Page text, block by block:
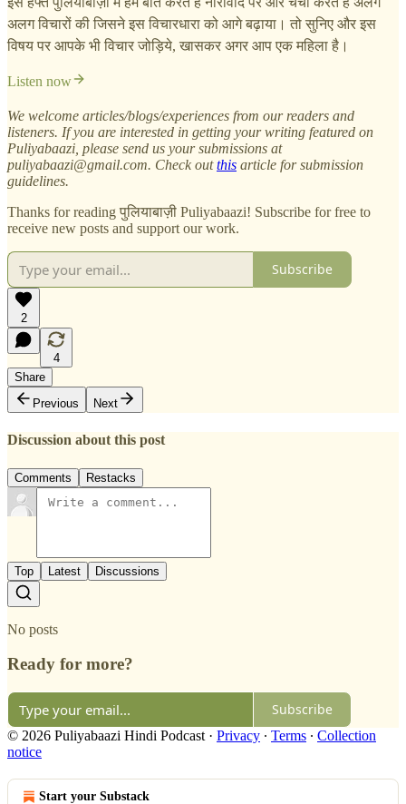
अलग विचारों की जिसने इस विचारधारा को आगे बढ़ाया। तो सुनिए और इस
विषय पर आपके भी विचार जोड़िये, खासकर अगर आप एक महिला है।
Listen now
We welcome articles/blogs/experiences from our readers and
listeners. If you are interested in getting your writing featured on
Puliyabaazi, please send us your submissions at
puliyabaazi@gmail.com. Check outthis article for submission
guidelines.
Thanks for reading पुलियाबाज़ी Puliyabaazi! Subscribe for free to
receive new posts and support our work.
Subscribe
2
4
Share
Previous
Next
Discussion about this post
Comments Restacks
Top Latest Discussions
No posts
Ready for more?
Subscribe
© 2026 Puliyabaazi Hindi Podcast · Privacy ∙ Terms ∙ Collection
notice
Start your Substack